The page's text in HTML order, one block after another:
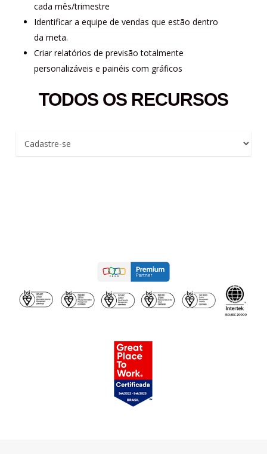
cada mês/trimestre
Identificar a equipe de vendas que estão dentro
da meta.
Criar relatórios de previsão totalmente
personalizáveis e painéis com gráficos
TODOS OS RECURSOS